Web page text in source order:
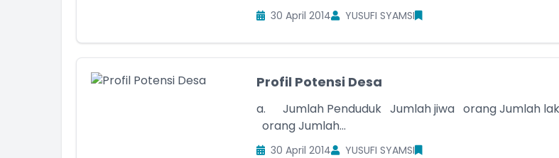
30 April 2014 YUSUFI SYAMSI
Profil Potensi Desa
a. Jumlah Penduduk Jumlah jiwa orang Jumlah laki-laki
orang Jumlah...
30 April 2014 YUSUFI SYAMSI